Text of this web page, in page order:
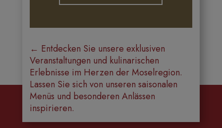
← Entdecken Sie unsere exklusiven
Veranstaltungen und kulinarischen
Erlebnisse im Herzen der Moselregion.
Lassen Sie sich von unseren saisonalen
Menüs und besonderen Anlässen
inspirieren.